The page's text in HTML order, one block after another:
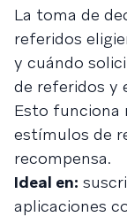
La toma de
referidos
y cuándo
de referidos y
Esto funciona
estímulos de
recompensa.
Ideal en:
aplicaciones